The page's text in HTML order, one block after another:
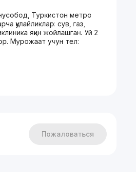
Туркистон метро
қулайликлар: сув, газ,
яқин жойлашган. Уй 2
Мурожаат учун тел:
Пожаловаться